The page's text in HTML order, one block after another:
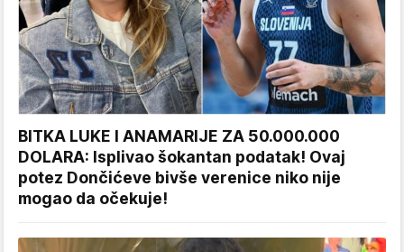
BITKA LUKE I ANAMARIJE ZA 50.000.000
DOLARA: Isplivao šokantan podatak! Ovaj
potez Dončićeve bivše verenice niko nije
mogao da očekuje!